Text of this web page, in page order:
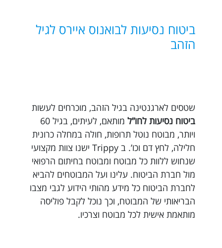
ביטוח נסיעות לבואנוס איירס לגיל
הזהב
שטסים לארגנטינה בגיל הזהב, מוכרחים לעשות
ביטוח נסיעות לחו”ל
מותאם, לעיתים, בגיל 60
ויותר, מבוטח נוטל תרופות, חולה במחלה כרונית
חלילה, לחץ דם וכו’. ב Trippy ישנו צוות מקצועי
שנחוש ללוות כל מבוטח ומבוטח בחיתום הרפואי
מול חברת הביטוח. עלינו ועל המבוטחים להביא
לחברת הביטוח כל מידע מהותי הידוע לגבי מצבו
הבריאותי של המבוטח, וכך נוכל לקבל פוליסה
מותאמת אישית לכל מבוטח וצרכיו.